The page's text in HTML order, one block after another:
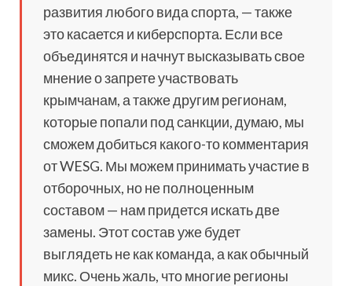
развития любого вида спорта, — также
это касается и киберспорта. Если все
объединятся и начнут высказывать свое
мнение о запрете участвовать
крымчанам, а также другим регионам,
которые попали под санкции, думаю, мы
сможем добиться какого-то комментария
от WESG. Мы можем принимать участие в
отборочных, но не полноценным
составом — нам придется искать две
замены. Этот состав уже будет
выглядеть не как команда, а как обычный
микс. Очень жаль, что многие регионы